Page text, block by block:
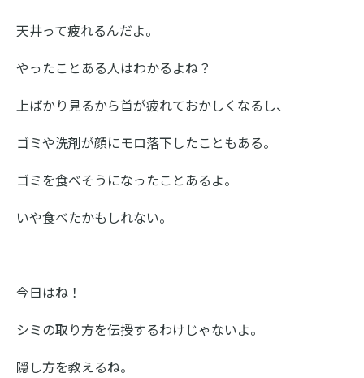
天井って疲れるんだよ。
やったことある人はわかるよね？
上ばかり見るから首が疲れておかしくなるし、
ゴミや洗剤が顔にモロ落下したこともある。
ゴミを食べそうになったことあるよ。
いや食べたかもしれない。
今日はね！
シミの取り方を伝授するわけじゃないよ。
隠し方を教えるね。